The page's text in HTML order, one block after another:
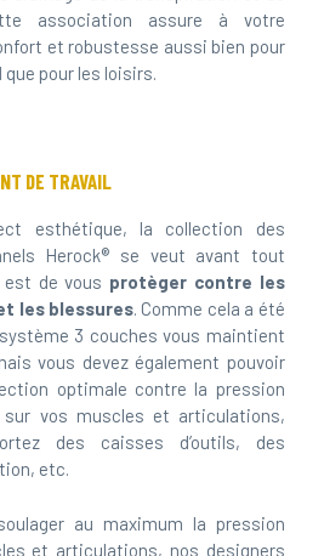
et robustesse aussi bien pour
pour les loisirs.
esthétique, la collection des
Herock® se veut avant tout
est de vous protèger contre les
les blessures. Comme cela a été
3 couches vous maintient
vous devez également pouvoir
optimale contre la pression
sur vos muscles et articulations,
des caisses d’outils, des
etc.
et articulations, nos designers
points cruciaux d’un pantalon ou